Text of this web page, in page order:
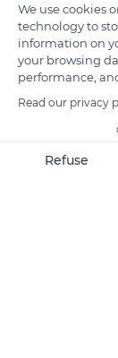
Venezuela y llega
Fue descrito por
READ MORE
We use cookies
technology to
information on
your browsing
performance,
Read our privacy
Refuse